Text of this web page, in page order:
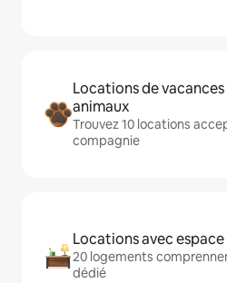
Locations de
animaux
Trouvez 10 locations
compagnie
Locations avec
20 logements
dédié